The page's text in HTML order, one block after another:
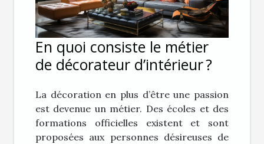
En quoi consiste le métier
de décorateur d’intérieur ?
La décoration en plus d’être une passion
est devenue un métier. Des écoles et des
formations officielles existent et sont
proposées aux personnes désireuses de